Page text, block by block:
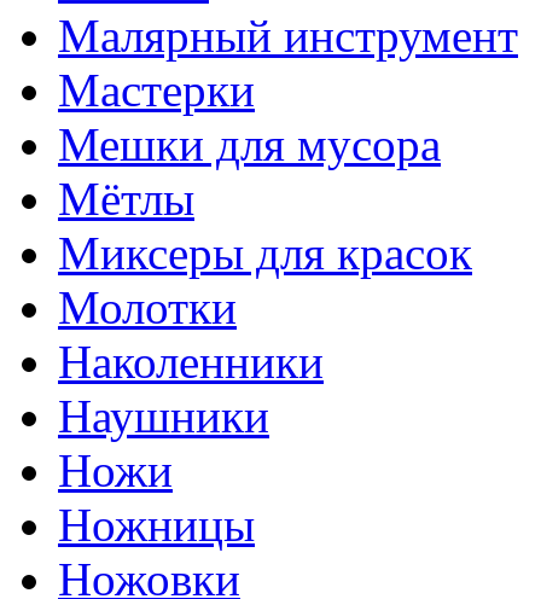
Малярный инструмент
Мастерки
Мешки для мусора
Мётлы
Миксеры для красок
Молотки
Наколенники
Наушники
Ножи
Ножницы
Ножовки